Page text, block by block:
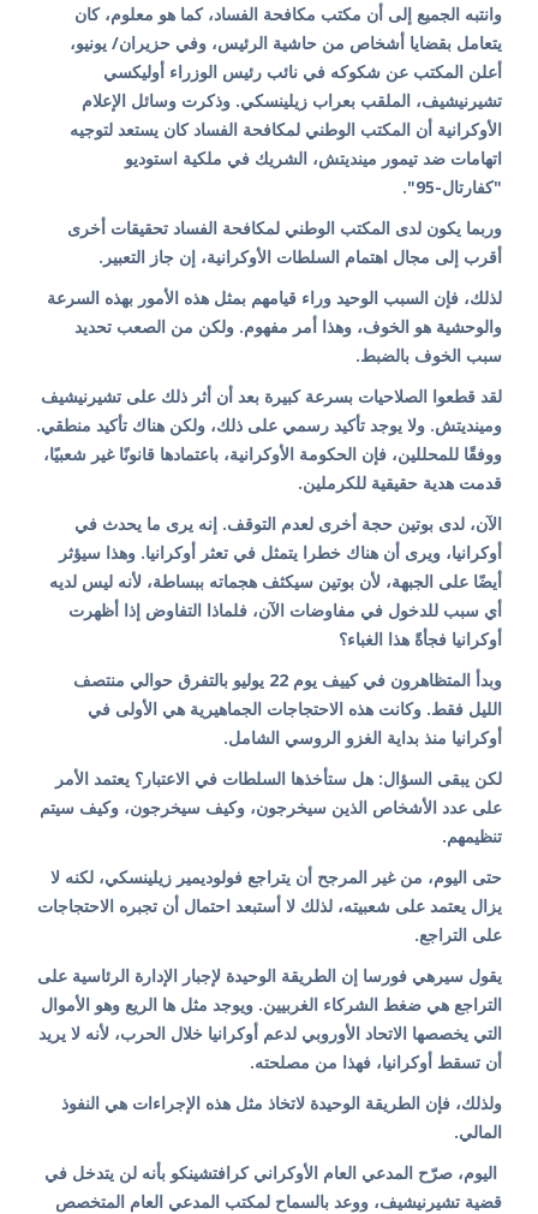
وانتبه الجميع إلى أن مكتب مكافحة الفساد، كما هو معلوم، كان
يتعامل بقضايا أشخاص من حاشية الرئيس، وفي حزيران/ يونيو،
أعلن المكتب عن شكوكه في نائب رئيس الوزراء أوليكسي
تشيرنيشيف، الملقب بعراب زيلينسكي. وذكرت وسائل الإعلام
الأوكرانية أن المكتب الوطني لمكافحة الفساد كان يستعد لتوجيه
اتهامات ضد تيمور مينديتش، الشريك في ملكية استوديو
"كفارتال-95".
وربما يكون لدى المكتب الوطني لمكافحة الفساد تحقيقات أخرى
أقرب إلى مجال اهتمام السلطات الأوكرانية، إن جاز التعبير.
لذلك، فإن السبب الوحيد وراء قيامهم بمثل هذه الأمور بهذه السرعة
والوحشية هو الخوف، وهذا أمر مفهوم. ولكن من الصعب تحديد
سبب الخوف بالضبط.
لقد قطعوا الصلاحيات بسرعة كبيرة بعد أن أثر ذلك على تشيرنيشيف
ومينديتش. ولا يوجد تأكيد رسمي على ذلك، ولكن هناك تأكيد منطقي.
ووفقًا للمحللين، فإن الحكومة الأوكرانية، باعتمادها قانونًا غير شعبيًا،
قدمت هدية حقيقية للكرملين.
الآن، لدى بوتين حجة أخرى لعدم التوقف. إنه يرى ما يحدث في
أوكرانيا، ويرى أن هناك خطرا يتمثل في تعثر أوكرانيا. وهذا سيؤثر
أيضًا على الجبهة، لأن بوتين سيكثف هجماته ببساطة، لأنه ليس لديه
أي سبب للدخول في مفاوضات الآن، فلماذا التفاوض إذا أظهرت
أوكرانيا فجأةً هذا الغباء؟
وبدأ المتظاهرون في كييف يوم 22 يوليو بالتفرق حوالي منتصف
الليل فقط. وكانت هذه الاحتجاجات الجماهيرية هي الأولى في
أوكرانيا منذ بداية الغزو الروسي الشامل.
لكن يبقى السؤال: هل ستأخذها السلطات في الاعتبار؟ يعتمد الأمر
على عدد الأشخاص الذين سيخرجون، وكيف سيخرجون، وكيف سيتم
تنظيمهم.
حتى اليوم، من غير المرجح أن يتراجع فولوديمير زيلينسكي، لكنه لا
يزال يعتمد على شعبيته، لذلك لا أستبعد احتمال أن تجبره الاحتجاجات
على التراجع.
يقول سيرهي فورسا إن الطريقة الوحيدة لإجبار الإدارة الرئاسية على
التراجع هي ضغط الشركاء الغربيين. ويوجد مثل ها الريع وهو الأموال
التي يخصصها الاتحاد الأوروبي لدعم أوكرانيا خلال الحرب، لأنه لا يريد
أن تسقط أوكرانيا، فهذا من مصلحته.
ولذلك، فإن الطريقة الوحيدة لاتخاذ مثل هذه الإجراءات هي النفوذ
المالي.
اليوم، صرّح المدعي العام الأوكراني كرافتشينكو بأنه لن يتدخل في
قضية تشيرنيشيف، ووعد بالسماح لمكتب المدعي العام المتخصص